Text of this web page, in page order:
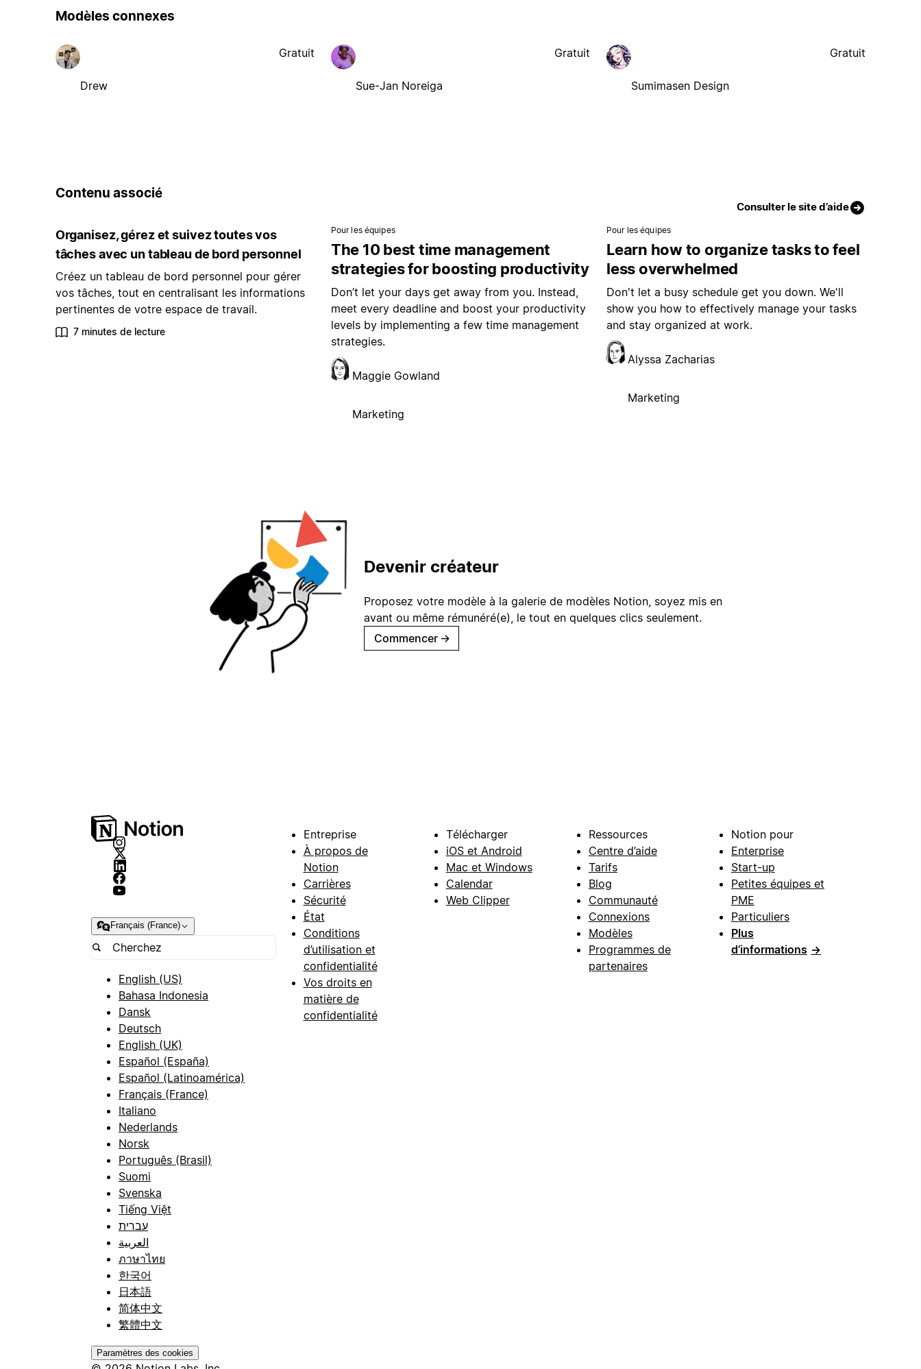
Modèles connexes
Drew
Gratuit
Sue-Jan Noreiga
Gratuit
Sumimasen Design
Gratuit
Contenu associé
Consulter le site d’aide
Organisez, gérez et suivez toutes vos
tâches avec un tableau de bord personnel
Créez un tableau de bord personnel pour gérer
vos tâches, tout en centralisant les informations
pertinentes de votre espace de travail.
7 minutes de lecture
Pour les équipes
The 10 best time management
strategies for boosting productivity
Don’t let your days get away from you. Instead,
meet every deadline and boost your productivity
levels by implementing a few time management
strategies.
Maggie Gowland
Marketing
Pour les équipes
Learn how to organize tasks to feel
less overwhelmed
Don't let a busy schedule get you down. We'll
show you how to effectively manage your tasks
and stay organized at work.
Alyssa Zacharias
Marketing
Devenir créateur
Proposez votre modèle à la galerie de modèles Notion, soyez mis en
avant ou même rémunéré(e), le tout en quelques clics seulement.
Commencer →
Français (France)
English (US)
Bahasa Indonesia
Dansk
Deutsch
English (UK)
Español (España)
Español (Latinoamérica)
Français (France)
Italiano
Nederlands
Norsk
Português (Brasil)
Suomi
Svenska
Tiếng Việt
עברית
العربية
ภาษาไทย
한국어
日本語
简体中文
繁體中文
Paramètres des cookies
Entreprise
À propos de
Notion
Carrières
Sécurité
État
Conditions
d’utilisation et
confidentialité
Vos droits en
matière de
confidentialité
Télécharger
iOS et Android
Mac et Windows
Calendar
Web Clipper
Ressources
Centre d’aide
Tarifs
Blog
Communauté
Connexions
Modèles
Programmes de
partenaires
Notion pour
Enterprise
Start-up
Petites équipes et
PME
Particuliers
Plus
d’informations →